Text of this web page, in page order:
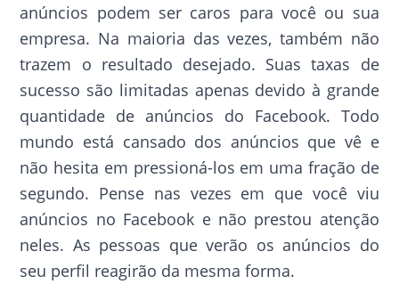
anúncios podem ser caros para você ou sua
empresa. Na maioria das vezes, também não
trazem o resultado desejado. Suas taxas de
sucesso são limitadas apenas devido à grande
quantidade de anúncios do Facebook. Todo
mundo está cansado dos anúncios que vê e
não hesita em pressioná-los em uma fração de
segundo. Pense nas vezes em que você viu
anúncios no Facebook e não prestou atenção
neles. As pessoas que verão os anúncios do
seu perfil reagirão da mesma forma.